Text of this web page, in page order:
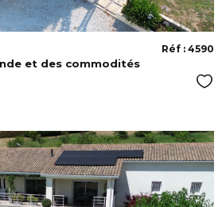
et des commodités
Réf : 4590